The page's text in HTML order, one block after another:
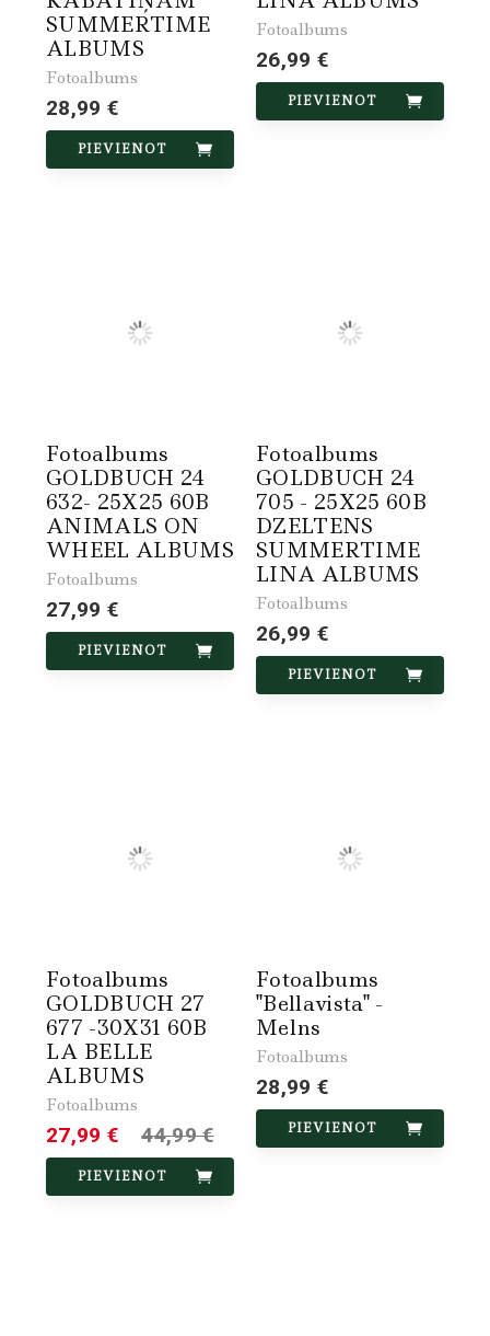
SUMMERTIME
ALBUMS
Fotoalbums
28,99 €
PIEVIENOT
Fotoalbums
26,99 €
PIEVIENOT
Fotoalbums
GOLDBUCH 24
632- 25X25 60B
ANIMALS ON
WHEEL ALBUMS
Fotoalbums
27,99 €
PIEVIENOT
Fotoalbums
GOLDBUCH 24
705 - 25X25 60B
DZELTENS
SUMMERTIME
LINA ALBUMS
Fotoalbums
26,99 €
PIEVIENOT
Fotoalbums
GOLDBUCH 27
677 -30X31 60B
LA BELLE
ALBUMS
Fotoalbums
27,99 € 44,99 €
PIEVIENOT
Fotoalbums
"Bellavista" -
Melns
Fotoalbums
28,99 €
PIEVIENOT